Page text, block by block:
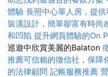
體驗 長照中心單人房，提
裝潢設計，簡單卻富有時尚
和凹陷 提升網頁體驗的On
巡遊中欣賞美麗的Balaton
推薦可信賴的徵信社，保障
的法律顧問 記帳服務推薦